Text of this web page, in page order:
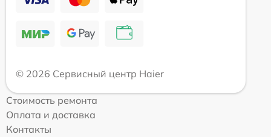
© 2026 Сервисный центр Haier
Стоимость ремонта
Оплата и доставка
Контакты